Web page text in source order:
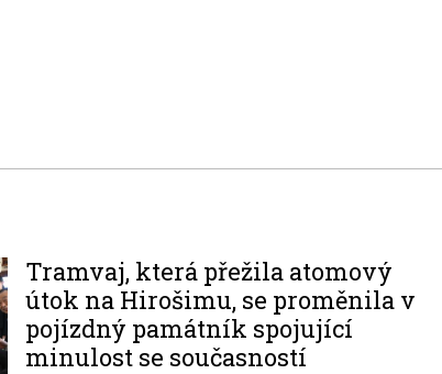
Tramvaj, která přežila atomový
útok na Hirošimu, se proměnila v
pojízdný památník spojující
minulost se současností